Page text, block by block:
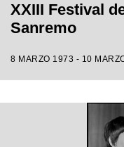
XXIII Festival
Sanremo
8 MARZO 1973 - 10